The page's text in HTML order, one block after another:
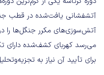
آتشفشانی یافت‌شده در قطب
آتش‌سوزی‌های مکرر جنگل‌ها را
می‌رسد کهربای کشف‌شده دارای
برای تأیید آن نیاز به